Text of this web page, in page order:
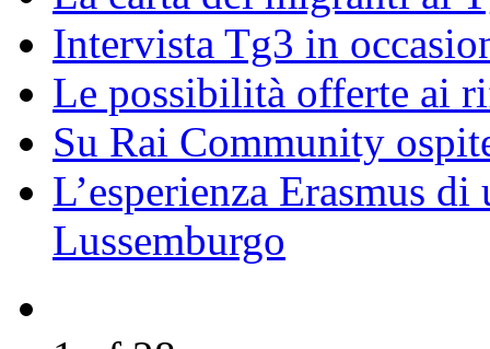
Intervista Tg3 in
Le possibilità offerte ai
Su Rai Community
L’esperienza Erasmus
Lussemburgo